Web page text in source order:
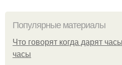
Популярные материалы
Что говорят когда дарят
часы